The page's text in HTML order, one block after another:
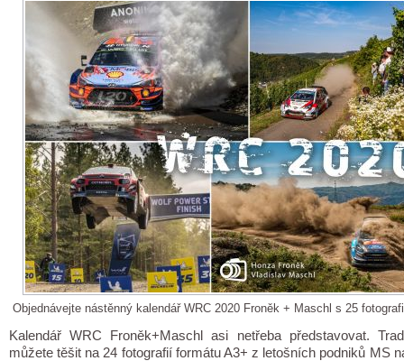
Objednávejte nástěnný kalendář WRC 2020 Froněk + Maschl s 25
Kalendář WRC Froněk+Maschl asi netřeba představovat.
můžete těšit na 24 fotografií formátu A3+ z letošních podniků MS